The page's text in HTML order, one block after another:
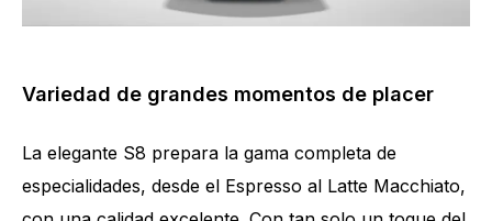
Variedad de grandes momentos de placer
La elegante S8 prepara la gama completa de
especialidades, desde el Espresso al Latte Macchiato,